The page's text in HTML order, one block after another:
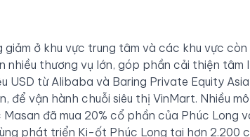
giảm ở khu vực trung tâm và các khu vực còn
nhiều thương vụ lớn, góp phần cải thiện
USD từ Alibaba và Baring Private Equity
để vận hành chuỗi siêu thị VinMart. Nhiều
đã mua 20% cổ phần của Phúc Long
phát triển Ki-ốt Phúc Long tại hơn 2.200